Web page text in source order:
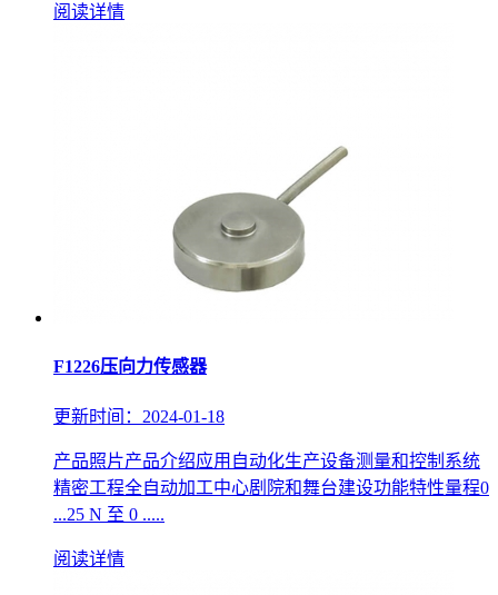
阅读详情
F1226压向力传感器
更新时间：2024-01-18
产品照片产品介绍应用自动化生产设备测量和控制系统
精密工程全自动加工中心剧院和舞台建设功能特性量程0
...25 N 至 0 .....
阅读详情